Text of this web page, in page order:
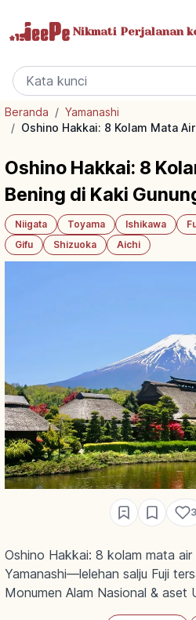
Nikmati Perjalanan
Beranda / Yamanashi
/ Oshino Hakkai: 8 Kolam Mata
Oshino Hakkai: 8
Bening di Kaki
Niigata Toyama Ishikawa
Gifu
Shizuoka Aichi
3
Oshino Hakkai: 8 kolam mata
Yamanashi—lelehan salju Fuji
Monumen Alam Nasional & aset